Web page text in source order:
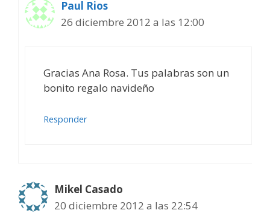
Paul Rios
26 diciembre 2012 a las 12:00
Gracias Ana Rosa. Tus palabras son un
bonito regalo navideño
Responder
Mikel Casado
20 diciembre 2012 a las 22:54